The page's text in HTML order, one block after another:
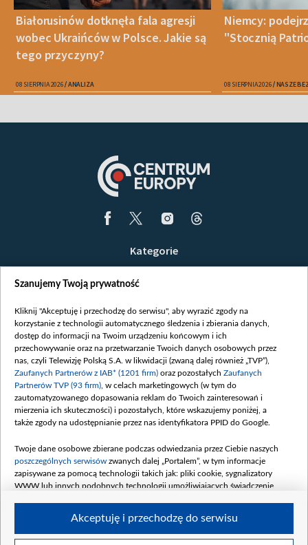
Białorusinów dotknęła fala agresji
wobec Ukraińców w Polsce. Jakie są
tego przyczyny?
08 SIERPNIA 2026 ANALIZA
Niemcy:
"Stocznią
08 SIERPNIA 2026 NASZE
Kategorie
Opinie
Białoruś / Polska
Czytelnia
Centrum Europy
O nas
Kontakt
Informacje o nadawcy
Serwisy partnerskie
belsat.eu
slava.tv
tvpworld.com
vot-tak.tv
Szanujemy Twoją prywatność
Kliknij "Akceptuję i przechodzę do serwisu", aby wyrazić zgody na
korzystanie z technologii automatycznego śledzenia i zbierania danych,
dostęp do informacji na Twoim urządzeniu końcowym i ich
przechowywanie oraz na przetwarzanie Twoich danych osobowych przez
nas, czyli Telewizję Polską S.A. w likwidacji (zwaną dalej również „TVP”),
Zaufanych Partnerów z IAB* (1201 firm) oraz pozostałych Zaufanych
Partnerów TVP (93 firm) , w celach marketingowych (w tym do
zautomatyzowanego dopasowania reklam do Twoich zainteresowań i
mierzenia ich skuteczności) i pozostałych, które wskazujemy poniżej, a
także zgody na udostępnianie przez nas identyfikatora PPID do Google.
Twoje dane osobowe zbierane podczas odwiedzania przez Ciebie naszych
poszczególnych serwisów zwanych dalej „Portalem”, w tym informacje
zapisywane za pomocą technologii takich jak: pliki cookie, sygnalizatory
WWW lub innych podobnych technologii umożliwiających świadczenie
Akceptuję i przechodzę do serwisu